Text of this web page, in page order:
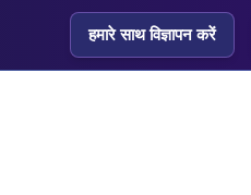
हमारे साथ विज्ञापन करें